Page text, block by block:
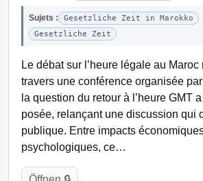
Sujets :
Gesetzliche Zeit in Marokko
Gesetzliche Zeit
Le débat sur l’heure légale au
travers une conférence organisée
la question du retour à l’heure GMT
posée, relançant une discussion qui
publique. Entre impacts
psychologiques, ce…